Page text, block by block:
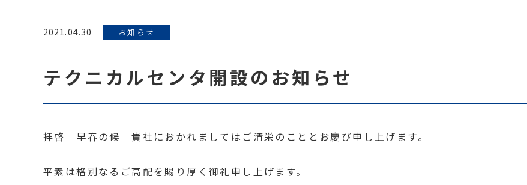
2021.04.30 お知らせ
テクニカルセンタ開設のお知らせ
拝啓 早春の候 貴社におかれましてはご清栄のこととお慶び申し上げます。
平素は格別なるご高配を賜り厚く御礼申し上げます。